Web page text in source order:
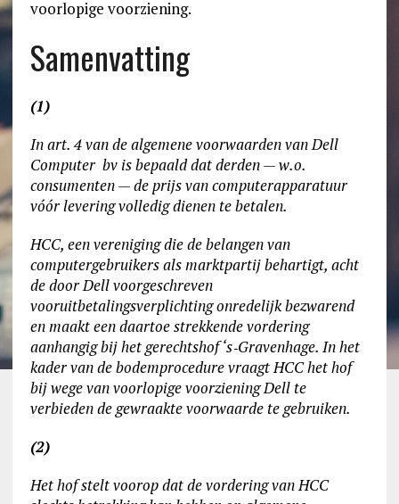
voorlopige voorziening.
Samenvatting
(1)
In art. 4 van de algemene voorwaarden van Dell
Computer bv is bepaald dat derden — w.o.
consumenten — de prijs van computerapparatuur
vóór levering volledig dienen te betalen.
HCC, een vereniging die de belangen van
computergebruikers als marktpartij behartigt, acht
de door Dell voorgeschreven
vooruitbetalingsverplichting onredelijk bezwarend
en maakt een daartoe strekkende vordering
aanhangig bij het gerechtshof ‘s‑Gravenhage. In het
kader van de bodemprocedure vraagt HCC het hof
bij wege van voorlopige voorziening Dell te
verbieden de gewraakte voorwaarde te gebruiken.
(2)
Het hof stelt voorop dat de vordering van HCC